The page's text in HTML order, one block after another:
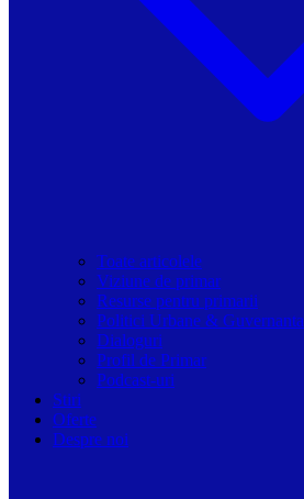
Toate articolele
Viziune de primar
Resurse pentru primarii
Politici Urbane & Guvernanta
Dialoguri
Profil de Primar
Podcast-uri
Stiri
Oferte
Despre noi